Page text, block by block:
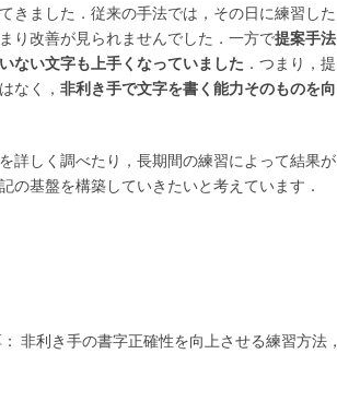
きました．従来の手法では，その日に練習した
り改善が見られませんでした．一方で提案手法
ない文字も上手くなっていました ．つまり，提
なく， 非利き手で文字を書く能力そのものを向
詳しく調べたり，長期間の練習によって結果が
の基盤を構築していきたいと考えています．
非利き手の書字正確性を向上させる練習方法，